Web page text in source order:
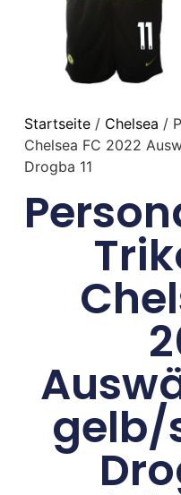
Startseite/ Chelsea /
Chelsea FC 2022
Drogba 11
gelb/